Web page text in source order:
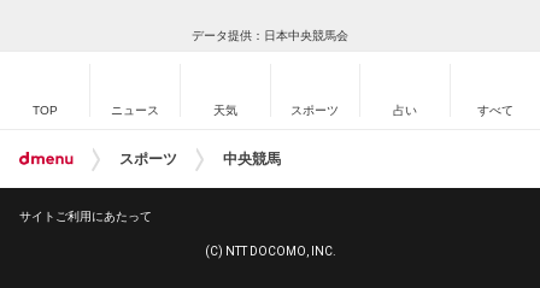
データ提供：日本中央競馬会
TOP ニュース 天気 スポーツ 占い すべて
スポーツ 中央競馬
サイトご利用にあたって
(C) NTT DOCOMO, INC.